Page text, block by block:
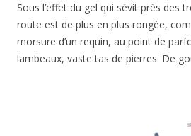
Sous l’effet du gel qui sévit près des
route est de plus en plus rongée,
morsure d’un requin, au point de
lambeaux, vaste tas de pierres. De